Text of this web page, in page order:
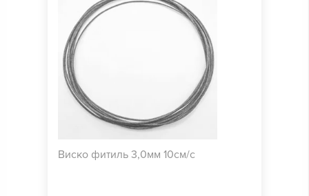
Виско фитиль 3,0мм 10см/с